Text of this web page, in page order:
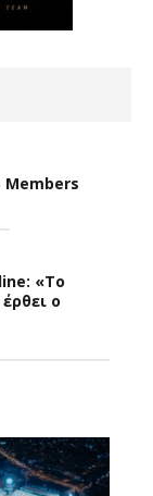
Members
«Το
ο